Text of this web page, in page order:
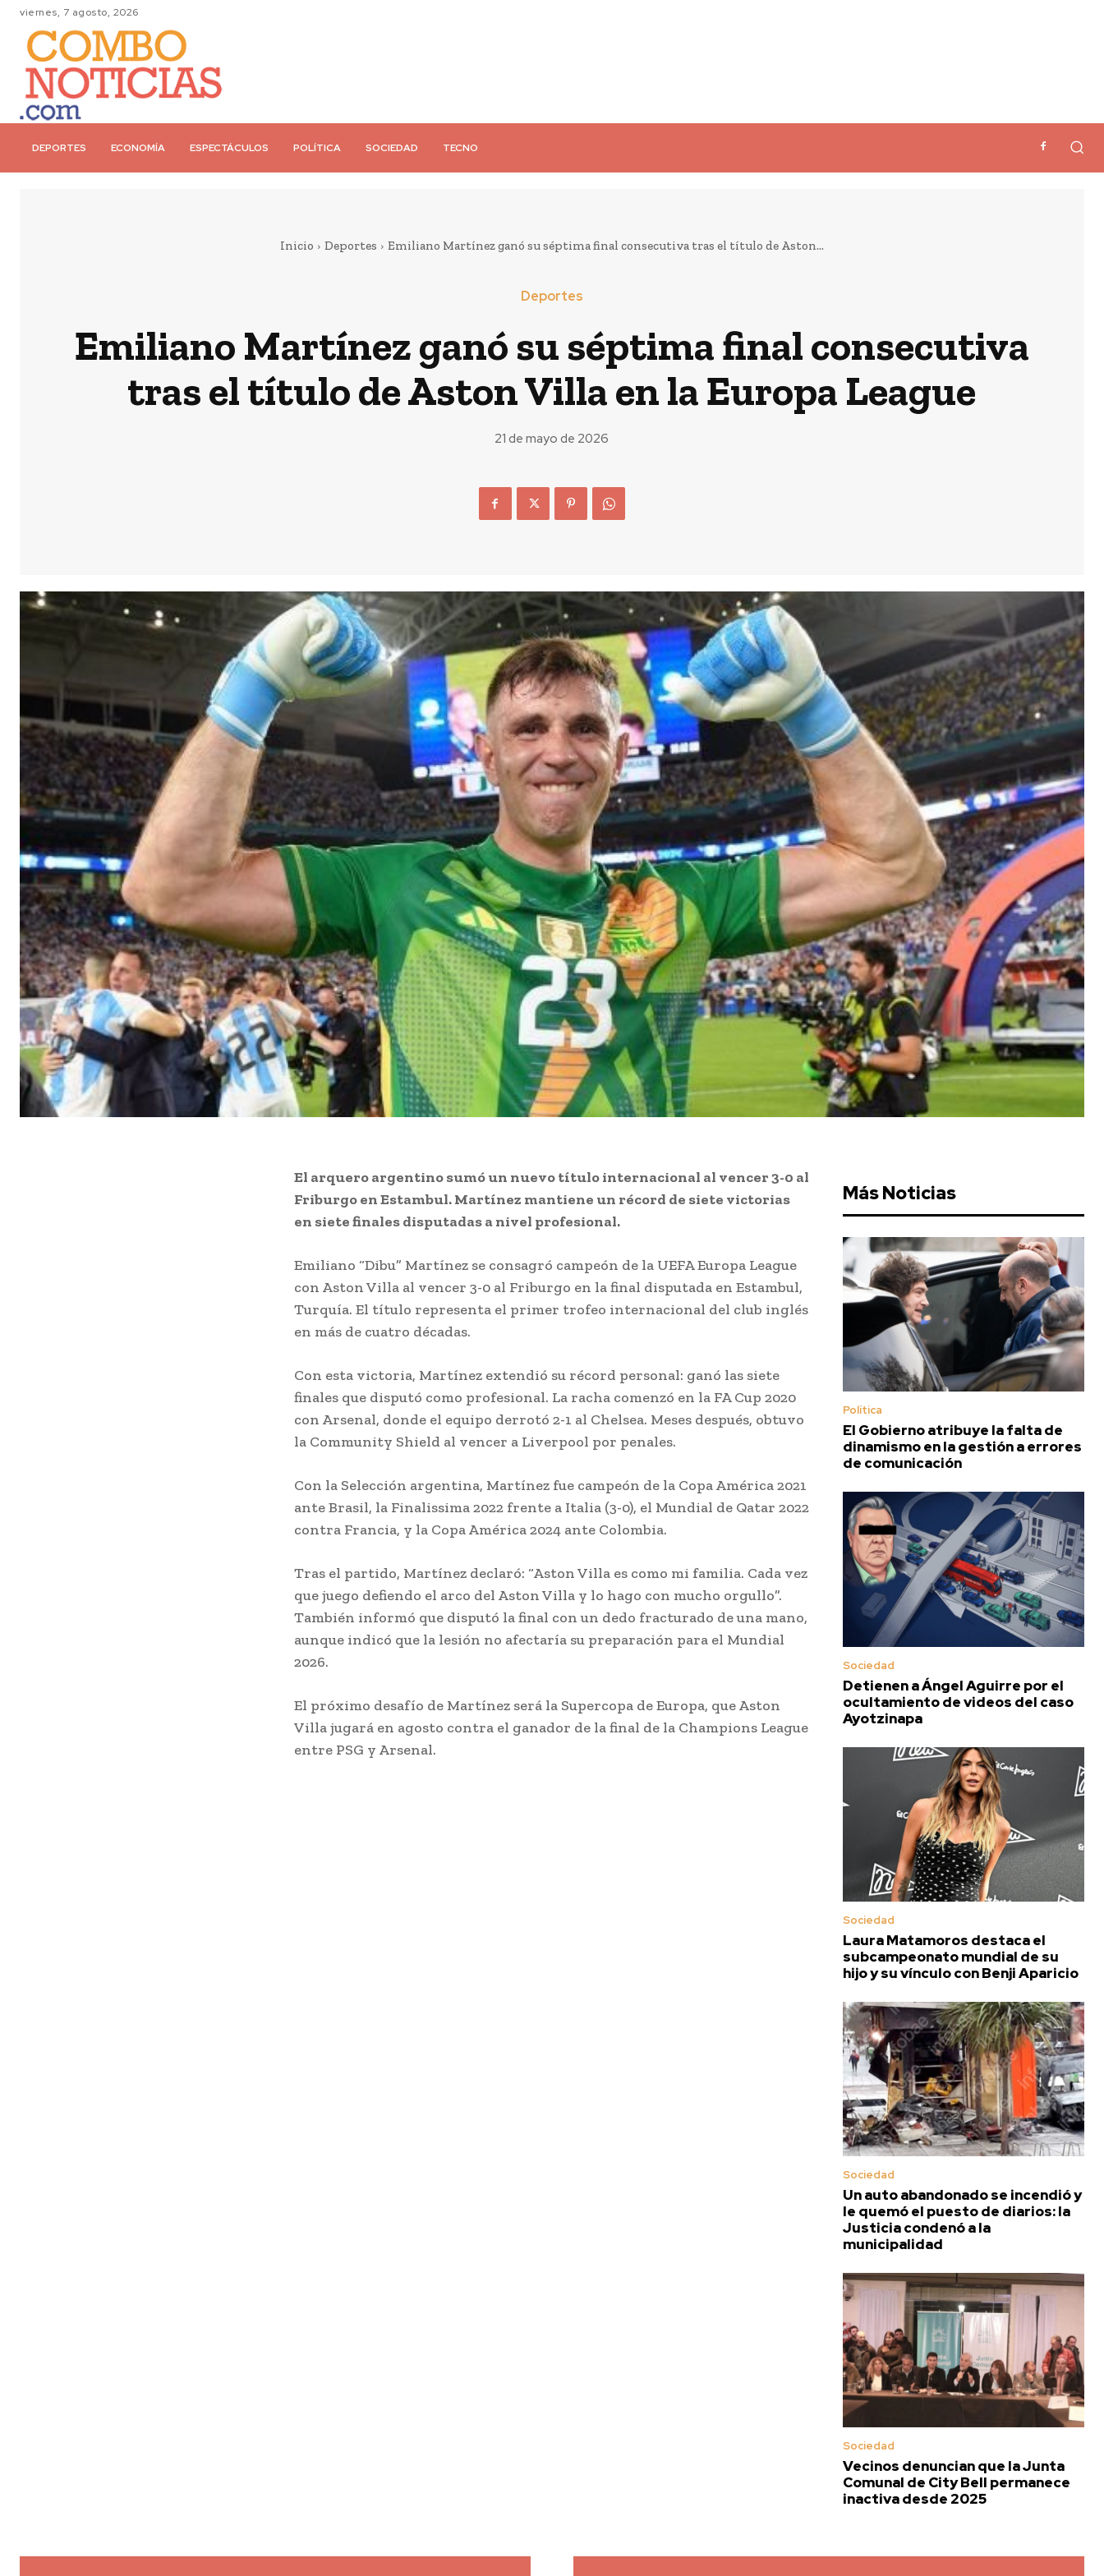
viernes, 7 agosto, 2026
DEPORTES ECONOMÍA ESPECTÁCULOS POLÍTICA SOCIEDAD TECNO
Inicio Deportes Emiliano Martínez ganó su séptima final consecutiva tras el título de Aston...
Deportes
Emiliano Martínez ganó su séptima final consecutiva
tras el título de Aston Villa en la Europa League
21 de mayo de 2026
El arquero argentino sumó un nuevo título internacional al vencer 3-0 al
Friburgo en Estambul. Martínez mantiene un récord de siete victorias
en siete finales disputadas a nivel profesional.
Emiliano “Dibu” Martínez se consagró campeón de la UEFA Europa League
con Aston Villa al vencer 3-0 al Friburgo en la final disputada en Estambul,
Turquía. El título representa el primer trofeo internacional del club inglés
en más de cuatro décadas.
Con esta victoria, Martínez extendió su récord personal: ganó las siete
finales que disputó como profesional. La racha comenzó en la FA Cup 2020
con Arsenal, donde el equipo derrotó 2-1 al Chelsea. Meses después, obtuvo
la Community Shield al vencer a Liverpool por penales.
Con la Selección argentina, Martínez fue campeón de la Copa América 2021
ante Brasil, la Finalissima 2022 frente a Italia (3-0), el Mundial de Qatar 2022
contra Francia, y la Copa América 2024 ante Colombia.
Tras el partido, Martínez declaró: “Aston Villa es como mi familia. Cada vez
que juego defiendo el arco del Aston Villa y lo hago con mucho orgullo”.
También informó que disputó la final con un dedo fracturado de una mano,
aunque indicó que la lesión no afectaría su preparación para el Mundial
2026.
El próximo desafío de Martínez será la Supercopa de Europa, que Aston
Villa jugará en agosto contra el ganador de la final de la Champions League
entre PSG y Arsenal.
Más Noticias
Política
El Gobierno atribuye la falta de
dinamismo en la gestión a errores
de comunicación
Sociedad
Detienen a Ángel Aguirre por el
ocultamiento de videos del caso
Ayotzinapa
Sociedad
Laura Matamoros destaca el
subcampeonato mundial de su
hijo y su vínculo con Benji Aparicio
Sociedad
Un auto abandonado se incendió y
le quemó el puesto de diarios: la
Justicia condenó a la
municipalidad
Sociedad
Vecinos denuncian que la Junta
Comunal de City Bell permanece
inactiva desde 2025